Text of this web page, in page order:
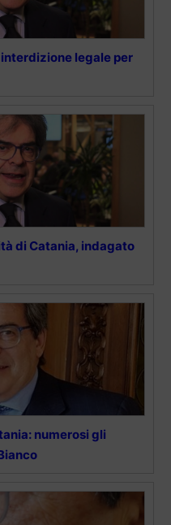
legale per
di Catania, indagato
numerosi gli